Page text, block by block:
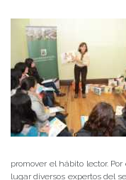
promover el hábito lector.
lugar diversos expertos del